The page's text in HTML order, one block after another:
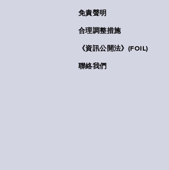
免責聲明
合理調整措施
《資訊公開法》(FOIL)
聯絡我們